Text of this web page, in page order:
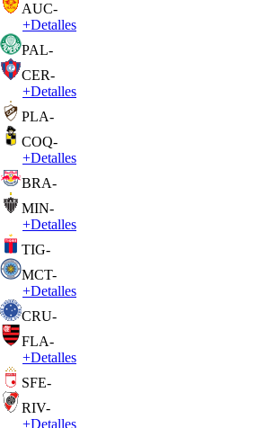
AUC-
+Detalles
PAL-
CER-
+Detalles
PLA-
COQ-
+Detalles
BRA-
MIN-
+Detalles
TIG-
MCT-
+Detalles
CRU-
FLA-
+Detalles
SFE-
RIV-
+Detalles